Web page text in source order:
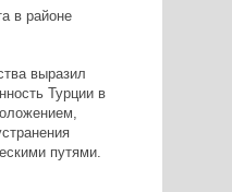
в районе
выразил
Турции в
путями.